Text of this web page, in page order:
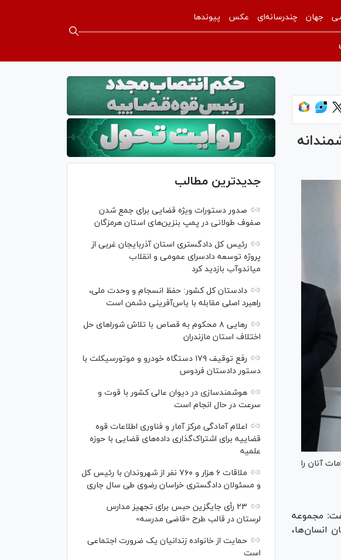
جهان چندرسانه‌ای عکس پیوندها
آنان را
مجموعه
انسان‌ها،
جدیدترین مطالب
صدور دستورات ویژه قضایی برای جمع شدن
صفوف طولانی در پمپ بنزین‌های استان هرمزگان
رئیس کل دادگستری استان آذربایجان غربی از
پروژه توسعه دادسرای عمومی و انقلاب
میاندوآب بازدید کرد
دادستان کل کشور: حفظ انسجام و وحدت ملی،
راهبرد اصلی مقابله با یاس‌آفرینی دشمن است
رهایی ۸ محکوم به قصاص با تلاش شورا‌های حل
اختلاف استان مازندران
رفع توقیف ۱۷۹ دستگاه خودرو و موتورسیکلت با
دستور دادستان فردوس
هوشمندسازی در دیوان عالی کشور با قوت و
سرعت در حال انجام است
اعلام آمادگی مرکز آمار و فناوری اطلاعات قوه
قضاییه برای اشتراک‌گذاری داده‌های قضایی با حوزه
علمیه
ملاقات ۶ هزار و ۷۶۰ نفر از شهروندان با رئیس کل
و مسئولان دادگستری خراسان رضوی طی سال جاری
۲۳ رأی جایگزین حبس برای تجهیز مدارس
لرستان در قالب طرح «قاضی مدرسه»
حمایت از خانواده زندانیان یک ضرورت اجتماعی
است